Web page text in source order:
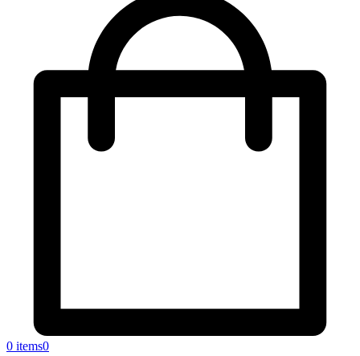
0 items0